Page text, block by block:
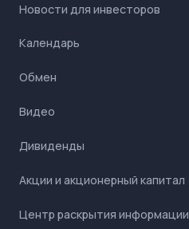
Новости для инвесторов
Календарь
Обмен
Видео
Дивиденды
Акции и акционерный капитал
Центр раскрытия информации